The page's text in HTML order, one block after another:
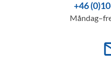
+46